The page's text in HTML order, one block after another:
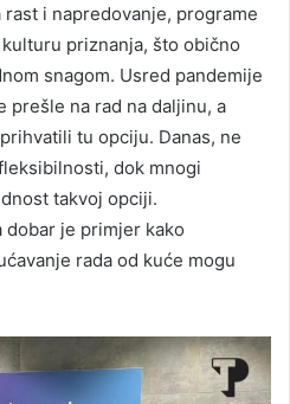
i napredovanje, programe
priznanja, što obično
snagom. Usred pandemije
prešle na rad na daljinu, a
tu opciju. Danas, ne
dok mnogi
takvoj opciji.
je primjer kako
rada od kuće mogu